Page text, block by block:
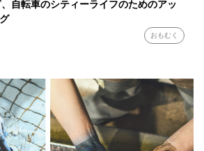
自転車のシティーライフのためのアッ
おもむく